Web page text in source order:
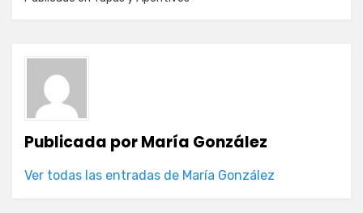
Publicada porMaría González
Ver todas las entradas de María González